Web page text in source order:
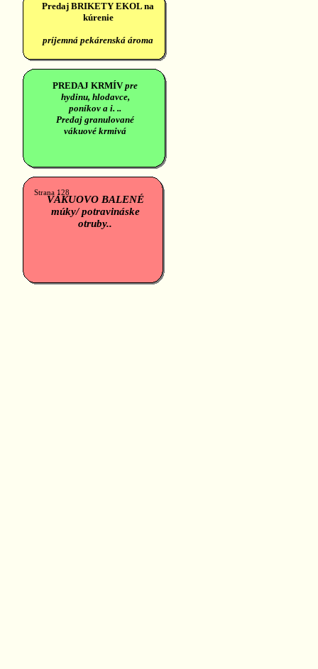
Predaj BRIKETY EKOL na
kúrenie
príjemná pekárenská ároma
PREDAJ KRMÍVpre
hydinu, hlodavce,
poníkov a i. ..
Predaj granulované
vákuové krmivá
VÁKUOVO BALENÉ
múky/ potravináske
otruby..
Strana 128